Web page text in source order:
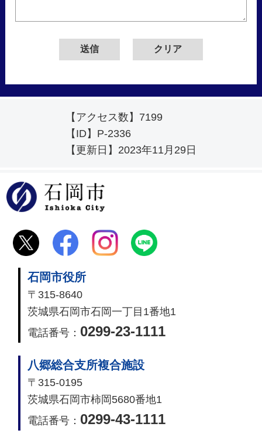
【アクセス数】 7199
【ID】 P-2336
【更新日】 2023年11月29日
石岡市役所
〒315-8640
茨城県石岡市石岡一丁目1番地1
電話番号： 0299-23-1111
八郷総合支所複合施設
〒315-0195
茨城県石岡市柿岡5680番地1
電話番号： 0299-43-1111